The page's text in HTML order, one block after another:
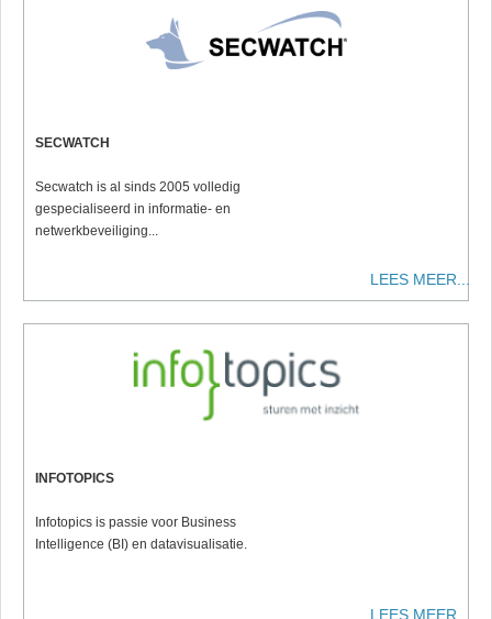
SECWATCH
Secwatch is al sinds 2005 volledig
gespecialiseerd in informatie- en
netwerkbeveiliging...
LEES MEER...
INFOTOPICS
Infotopics is passie voor Business
Intelligence (BI) en datavisualisatie.
LEES MEER...